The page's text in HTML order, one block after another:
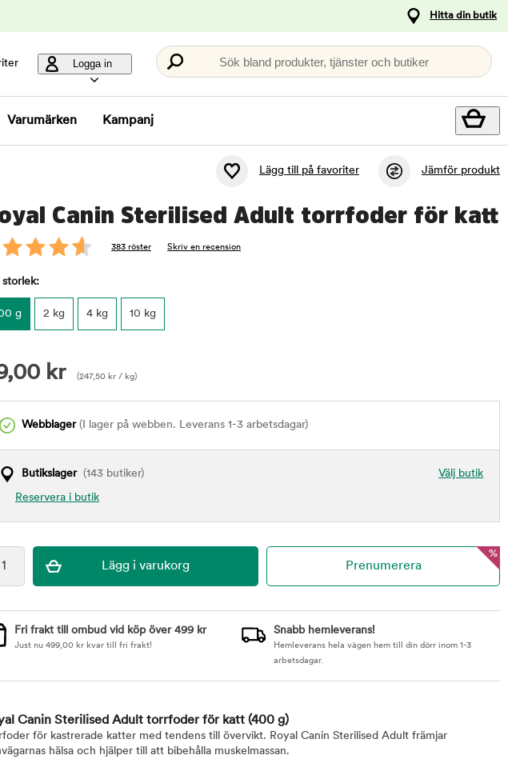
Hitta din butik
Logga in Sök bland produkter, tjänster och butiker
Varumärken Kampanj
Lägg till på favoriter Jämför produkt
Canin Sterilised Adult torrfoder för katt
383 röster Skriv en recension
storlek:
g 2 kg 4 kg 10 kg
kr (247,50 kr / kg)
Webblager(I lager på webben. Leverans 1-3 arbetsdagar)
Välj butik
Butikslager(143 butiker)
Reservera i butik
%
Fri frakt till ombud vid köp över 499 kr
Just nu 499,00 kr kvar till fri frakt!
Snabb hemleverans!
Hemleverans hela vägen hem till din dörr inom 1-3
arbetsdagar.
Canin Sterilised Adult torrfoder för katt (400 g)
för kastrerade katter med tendens till övervikt. Royal Canin Sterilised Adult främjar
hälsa och hjälper till att bibehålla muskelmassan.